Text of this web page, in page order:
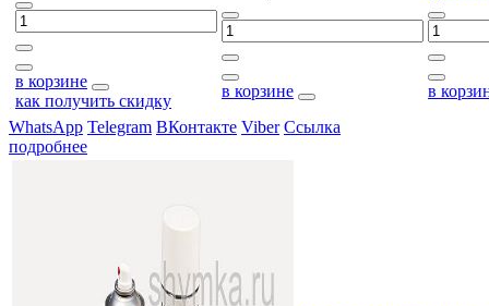
в корзине
как получить скидку
в корзине
в
WhatsApp Telegram ВКонтакте Viber Ссылка
подробнее